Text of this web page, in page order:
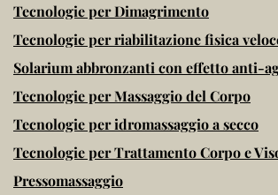
Tecnologie per Dimagrimento
Tecnologie per riabilitazione fisica
Solarium abbronzanti con effetto anti-
Tecnologie per Massaggio del Corpo
Tecnologie per idromassaggio a secco
Tecnologie per Trattamento Corpo e
Pressomassaggio